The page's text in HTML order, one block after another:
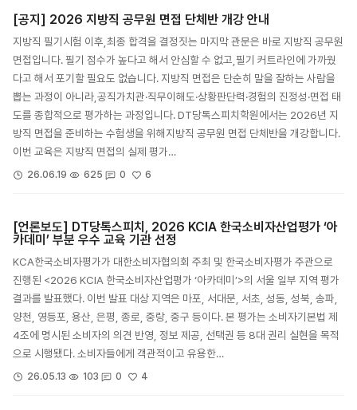
[공지] 2026 지방직 공무원 면접 단체반 개강 안내
지방직 필기시험 이후,최종 합격을 결정짓는 마지막 관문은 바로 지방직 공무원
면접입니다. 필기 점수가 높다고 해서 안심할 수 없고,필기 커트라인에 가까웠
다고 해서 포기할 필요도 없습니다. 지방직 면접은 단순히 말을 잘하는 사람을
뽑는 과정이 아니라,공직가치관·직무이해도·상황판단력·경험의 진정성·면접 태
도를 종합적으로 평가하는 과정입니다. DT당톡스피치학원에서는 2026년 지
방직 면접을 준비하는 수험생을 위해지방직 공무원 면접 단체반을 개강합니다.
이번 교육은 지방직 면접의 실제 평가…
26.06.19 625 0 6
[언론보도] DT당톡스피치, 2026 KCIA 한국소비자산업평가 ‘아
카데미’ 부분 우수 교육 기관 선정
KCA한국소비자평가가 대한소비자협의회 주최 및 한국소비자평가 주관으로
진행된 <2026 KCIA 한국소비자산업평가 ‘아카데미’>의 서울 일부 지역 평가
결과를 발표했다. 이번 발표 대상 지역은 마포, 서대문, 서초, 성동, 성북, 송파,
양천, 영등포, 용산, 은평, 종로, 중랑, 중구 등이다. 본 평가는 소비자기본법 제
4조에 명시된 소비자의 의견 반영, 정보 제공, 선택권 등 8대 권리 실현을 목적
으로 시행됐다. 소비자들에게 객관적이고 유용한…
26.05.13 103 0 4